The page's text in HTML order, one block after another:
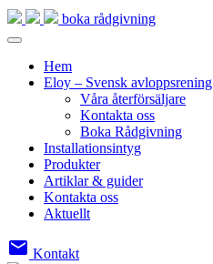
boka rådgivning
Hem
Eloy – Svensk avloppsrening
Våra återförsäljare
Kontakta oss
Boka Rådgivning
Installationsintyg
Produkter
Artiklar & guider
Kontakta oss
Aktuellt
email Kontakt